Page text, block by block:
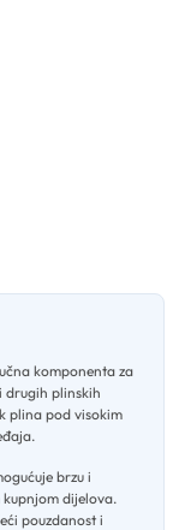
komponenta za
drugih plinskih
plina pod visokim
.
brzu i
dijelova.
pouzdanost i